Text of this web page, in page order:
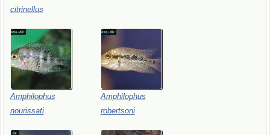
citrinellus
Amphilophus
nourissati
Amphilophus
robertsoni